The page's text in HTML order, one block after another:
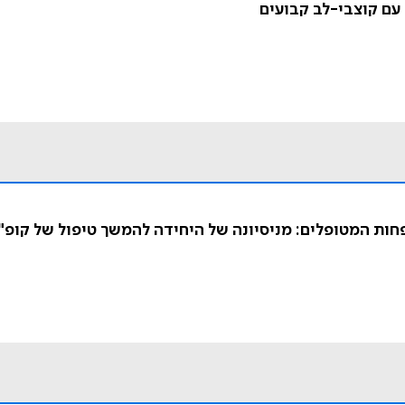
קוצבי-לב קבועים
המטופלים: מניסיונה של היחידה להמשך טיפול של